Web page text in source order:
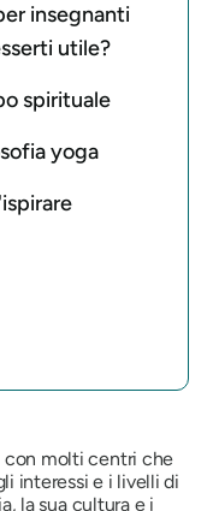
insegnanti
utile?
spirituale
yoga
con molti centri che
interessi e i livelli di
la sua cultura e i